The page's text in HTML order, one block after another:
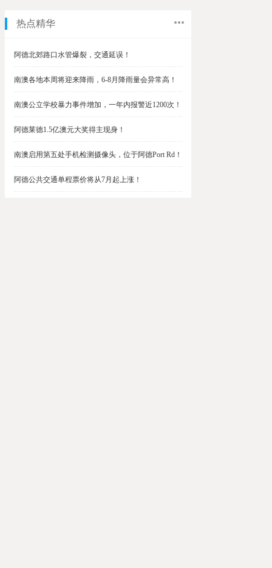
热点精华
阿德北郊路口水管爆裂，交通延误！
南澳各地本周将迎来降雨，6-8月降雨量会异常高！
南澳公立学校暴力事件增加，一年内报警近1200次！
阿德莱德1.5亿澳元大奖得主现身！
南澳启用第五处手机检测摄像头，位于阿德Port Rd！
阿德公共交通单程票价将从7月起上涨！